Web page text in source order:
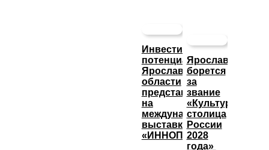
Инвестиционный
потенциал
Ярославской
области
представят
на
международной
выставке
«ИННОПРОМ»
Ярославль
борется
за
звание
«Культурная
столица
России
2028
года»